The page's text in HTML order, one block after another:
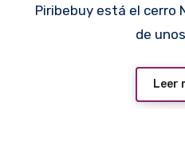
Piribebuy está el cerro
de
Leer